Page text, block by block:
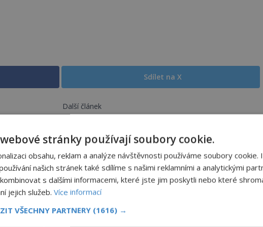
Sdílet na X
Další článek
PREMIUM Co se všechno semlelo poblíž
v bažinách!
stránky používají soubory cookie.
obsahu, reklam a analýze návštěvnosti používáme soubory cookie.
našich stránek také sdílíme s našimi reklamními a analytickými
s dalšími informacemi, které jste jim poskytli nebo které
jejich služeb. Více informací
VŠECHNY PARTNERY (1616) →